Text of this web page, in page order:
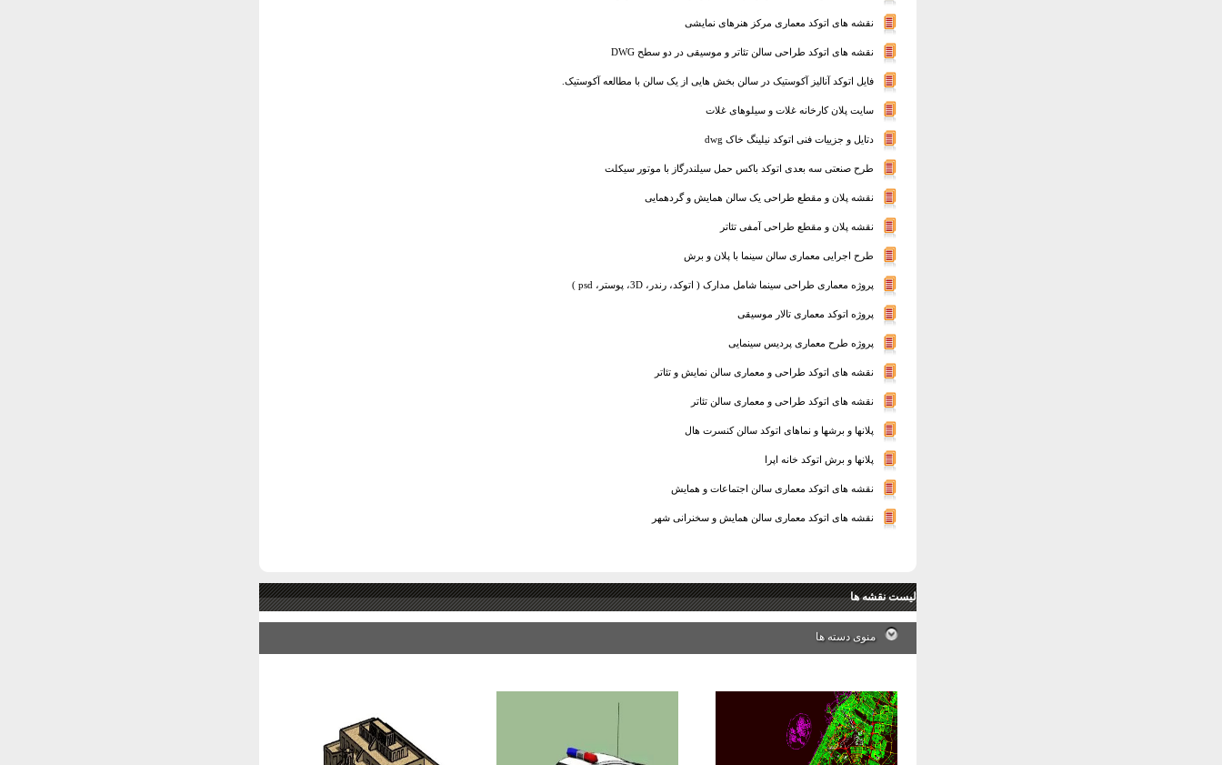
نقشه های اتوکد معماری مرکز هنرهای نمایشی
نقشه های اتوکد طراحی سالن تئاتر و موسیقی در دو سطح DWG
فایل اتوکد آنالیز آکوستیک در سالن بخش هایی از یک سالن با مطالعه آکوستیک.
سایت پلان کارخانه غلات و سیلوهای غلات
دتایل و جزییات فنی اتوکد نیلینگ خاک dwg
طرح صنعتی سه بعدی اتوکد باکس حمل سیلندرگاز با موتور سیکلت
نقشه پلان و مقطع طراحی یک سالن همایش و گردهمایی
نقشه پلان و مقطع طراحی آمفی تئاتر
طرح اجرایی معماری سالن سینما با پلان و برش
پروژه معماری طراحی سینما شامل مدارک ( اتوکد، رندر، 3D، پوستر، psd )
پروژه اتوکد معماری تالار موسیقی
پروژه طرح معماری پردیس سینمایی
نقشه های اتوکد طراحی و معماری سالن نمایش و تئاتر
نقشه های اتوکد طراحی و معماری سالن تئاتر
پلانها و برشها و نماهای اتوکد سالن کنسرت هال
پلانها و برش اتوکد خانه اپرا
نقشه های اتوکد معماری سالن اجتماعات و همایش
نقشه های اتوکد معماری سالن همایش و سخنرانی شهر
لیست نقشه ها
منوی دسته ها